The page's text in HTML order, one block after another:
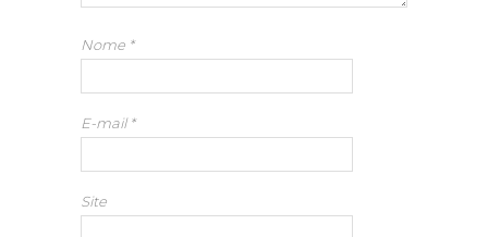
Nome *
E-mail*
Site